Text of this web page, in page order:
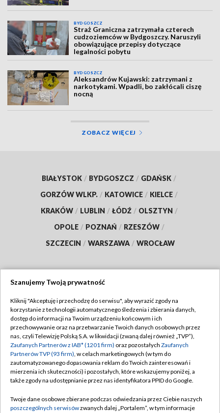
BYDGOSZCZ
Straż Graniczna zatrzymała czterech
cudzoziemców w Bydgoszczy. Naruszyli
obowiązujące przepisy dotyczące
legalności pobytu
BYDGOSZCZ
Aleksandrów Kujawski: zatrzymani z
narkotykami. Wpadli, bo zakłócali ciszę
nocną
ZOBACZ WIĘCEJ
BIAŁYSTOK / BYDGOSZCZ / GDAŃSK /
GORZÓW WLKP. / KATOWICE / KIELCE /
KRAKÓW / LUBLIN / ŁÓDŹ / OLSZTYN /
OPOLE / POZNAŃ / RZESZÓW /
SZCZECIN / WARSZAWA / WROCŁAW
TVP
Abonament TVP
Emisja w TVP
Centrum informacji TVP
Naziemna Telewizja Cyfrowa
Rada Programowa
Regulamin TVP
Polityka prywatności
Moje zgody
Pomoc
Kontakt
Szanujemy Twoją prywatność
Kliknij "Akceptuję i przechodzę do serwisu", aby wyrazić zgody na
korzystanie z technologii automatycznego śledzenia i zbierania danych,
dostęp do informacji na Twoim urządzeniu końcowym i ich
przechowywanie oraz na przetwarzanie Twoich danych osobowych przez
nas, czyli Telewizję Polską S.A. w likwidacji (zwaną dalej również „TVP”),
Zaufanych Partnerów z IAB* (1201 firm) oraz pozostałych Zaufanych
Partnerów TVP (93 firm), w celach marketingowych (w tym do
zautomatyzowanego dopasowania reklam do Twoich zainteresowań i
mierzenia ich skuteczności) i pozostałych, które wskazujemy poniżej, a
także zgody na udostępnianie przez nas identyfikatora PPID do Google.
Twoje dane osobowe zbierane podczas odwiedzania przez Ciebie naszych
poszczególnych serwisówzwanych dalej „Portalem”, w tym informacje